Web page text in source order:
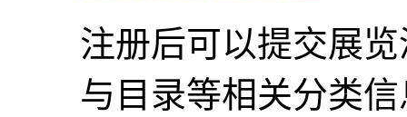
注册后可以提交展
与目录等相关分类